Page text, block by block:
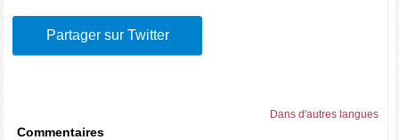
Partager sur Twitter
Dans d'autres langues
Commentaires